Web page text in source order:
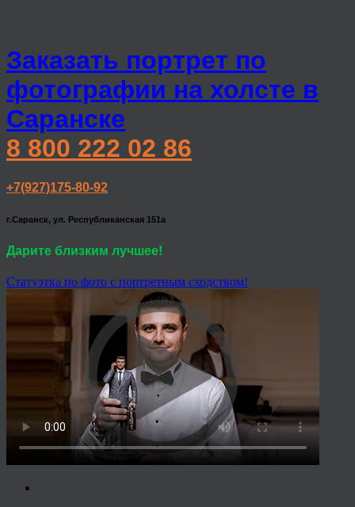
Заказать портрет по
фотографии на холсте в
Саранске
8 800 222 02 86
+7(927)175-80-92
г.Саранск, ул. Республиканская 151а
Дарите близким лучшее!
Статуэтка по фото с портретным сходством!